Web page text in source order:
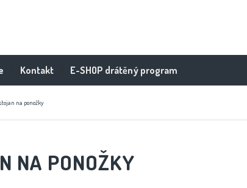
Kontakt E-SHOP drátěný program
na ponožky
NA PONOŽKY